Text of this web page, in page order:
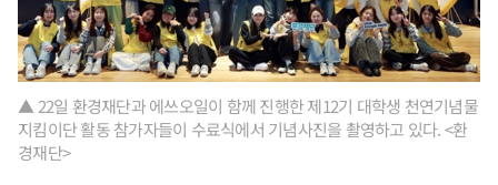
▲ 22일 환경재단과 에쓰오일이 함께 진행한 제12기 대학생 천연기념물
지킴이단 활동 참가자들이 수료식에서 기념사진을 촬영하고 있다. <환
경재단>